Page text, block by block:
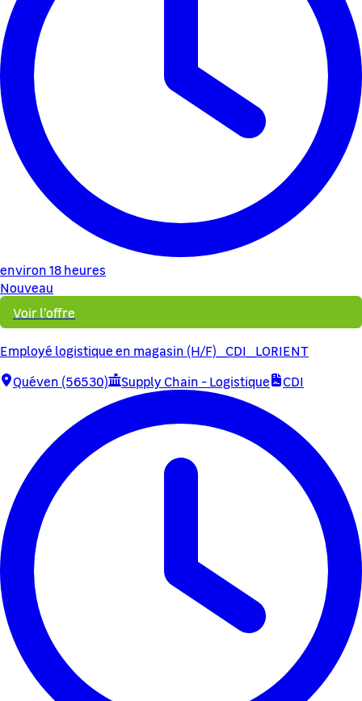
environ 18 heures
Nouveau
Voir l'offre
Employé logistique en magasin (H/F)_CDI_LORIENT
Quéven (56530)
Supply Chain - Logistique CDI